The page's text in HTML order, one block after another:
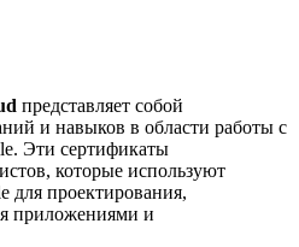
представляет собой
и навыков в области работы с
Эти сертификаты
которые используют
для проектирования,
приложениями и